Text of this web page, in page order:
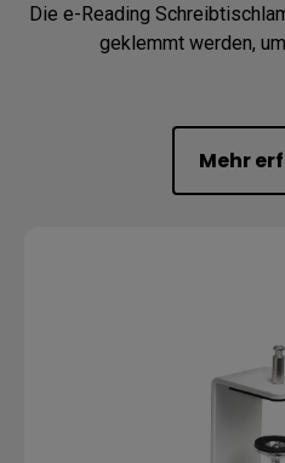
Die e-Reading
geklemmt werden,
Mehr